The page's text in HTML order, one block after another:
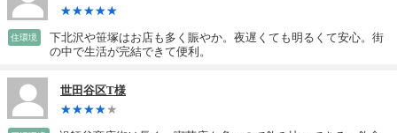
住環境
下北沢や笹塚はお店も多く賑やか。夜遅くても明るくて安心。街
の中で生活が完結できて便利。
世田谷区T様